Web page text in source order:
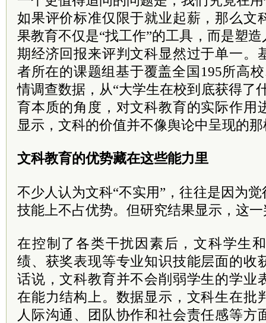
如果评价标准仅限于就业起薪，那么文
果教育不仅是“找工作”的工具，而是塑
期经济回报来评判文科显然过于单一。
者所在的课题组基于覆盖全国195所高
情调查数据，从“大学生在校到底获得了
育本质的角度，对文科教育的实际作用
显示，文科的价值并不像舆论中呈现的
文科教育的优势藏在这些能力里
不少人认为文科“不实用”，往往是因为
技能上不占优势。但研究结果显示，这
在控制了各类干扰因素后，文科学生
绩、获奖表现等专业知识技能层面的收
话说，文科教育并不会削弱学生的学业
在能力结构上。数据显示，文科生在批
人际沟通、团队协作和社会责任感等方